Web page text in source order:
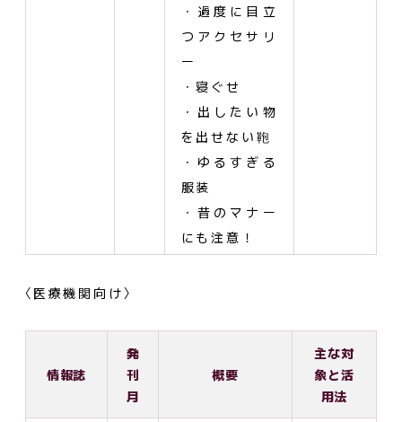
・過度に目立
つアクセサリ
ー
・寝ぐせ
・出したい物
を出せない鞄
・ゆるすぎる
服装
・昔のマナー
にも注意！
〈医療機関向け〉
情報誌
発
刊
月
概要
主な対
象と活
用法